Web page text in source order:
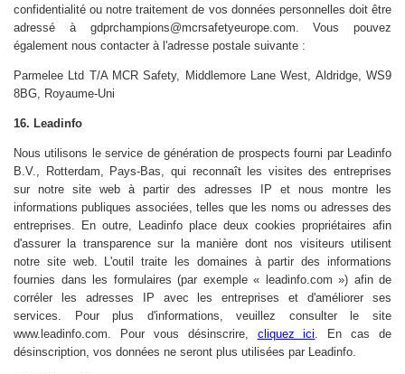
confidentialité ou notre traitement de vos données personnelles doit être
adressé à gdprchampions@mcrsafetyeurope.com. Vous pouvez
également nous contacter à l'adresse postale suivante :
Parmelee Ltd T/A MCR Safety, Middlemore Lane West, Aldridge, WS9
8BG, Royaume-Uni
16. Leadinfo
Nous utilisons le service de génération de prospects fourni par Leadinfo
B.V., Rotterdam, Pays-Bas, qui reconnaît les visites des entreprises
sur notre site web à partir des adresses IP et nous montre les
informations publiques associées, telles que les noms ou adresses des
entreprises. En outre, Leadinfo place deux cookies propriétaires afin
d'assurer la transparence sur la manière dont nos visiteurs utilisent
notre site web. L'outil traite les domaines à partir des informations
fournies dans les formulaires (par exemple « leadinfo.com ») afin de
corréler les adresses IP avec les entreprises et d'améliorer ses
services. Pour plus d'informations, veuillez consulter le site
www.leadinfo.com. Pour vous désinscrire, cliquez ici. En cas de
désinscription, vos données ne seront plus utilisées par Leadinfo.